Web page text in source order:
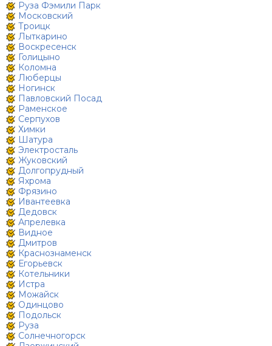
Руза Фэмили Парк
Московский
Троицк
Лыткарино
Воскресенск
Голицыно
Коломна
Люберцы
Ногинск
Павловский Посад
Раменское
Серпухов
Химки
Шатура
Электросталь
Жуковский
Долгопрудный
Яхрома
Фрязино
Ивантеевка
Дедовск
Апрелевка
Видное
Дмитров
Краснознаменск
Егорьевск
Котельники
Истра
Можайск
Одинцово
Подольск
Руза
Солнечногорск